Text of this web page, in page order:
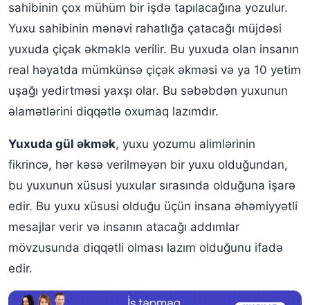
Yuxuda qəbir üzərinə gül əkmək
Yuxuda yalnız ağ güllər əkdiyinizi görmək
Yuxuda həm gül əkdiyini, həm də gül yığdığını görmək
Yuxuda gül tarlasında toxum əkdiyini görmək
Gül yuxu yozmaları
sahibinin çox mühüm bir işdə tapılacağına yozulur.
Yuxu sahibinin mənəvi rahatlığa çatacağı müjdəsi
yuxuda çiçək əkməklə verilir. Bu yuxuda olan insanın
real həyatda mümkünsə çiçək əkməsi və ya 10 yetim
uşağı yedirtməsi yaxşı olar. Bu səbəbdən yuxunun
əlamətlərini diqqətlə oxumaq lazımdır.
Yuxuda gül əkmək, yuxu yozumu alimlərinin
fikrincə, hər kəsə verilməyən bir yuxu olduğundan,
bu yuxunun xüsusi yuxular sırasında olduğuna işarə
edir. Bu yuxu xüsusi olduğu üçün insana əhəmiyyətli
mesajlar verir və insanın atacağı addımlar
mövzusunda diqqətli olması lazım olduğunu ifadə
edir.